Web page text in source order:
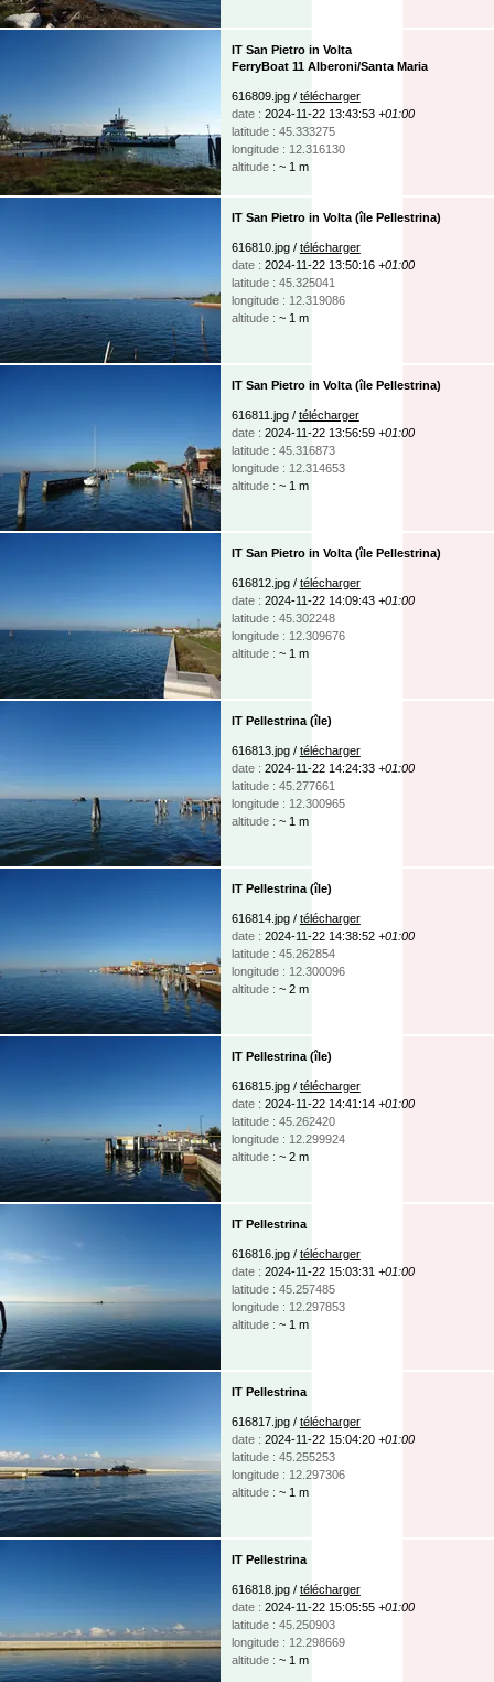
IT San Pietro in Volta
FerryBoat 11 Alberoni/Santa Maria
616809.jpg / télécharger
date : 2024-11-22 13:43:53 +01:00
latitude : 45.333275
longitude : 12.316130
altitude : ~ 1 m
IT San Pietro in Volta (île Pellestrina)
616810.jpg / télécharger
date : 2024-11-22 13:50:16 +01:00
latitude : 45.325041
longitude : 12.319086
altitude : ~ 1 m
IT San Pietro in Volta (île Pellestrina)
616811.jpg / télécharger
date : 2024-11-22 13:56:59 +01:00
latitude : 45.316873
longitude : 12.314653
altitude : ~ 1 m
IT San Pietro in Volta (île Pellestrina)
616812.jpg / télécharger
date : 2024-11-22 14:09:43 +01:00
latitude : 45.302248
longitude : 12.309676
altitude : ~ 1 m
IT Pellestrina (île)
616813.jpg / télécharger
date : 2024-11-22 14:24:33 +01:00
latitude : 45.277661
longitude : 12.300965
altitude : ~ 1 m
IT Pellestrina (île)
616814.jpg / télécharger
date : 2024-11-22 14:38:52 +01:00
latitude : 45.262854
longitude : 12.300096
altitude : ~ 2 m
IT Pellestrina (île)
616815.jpg / télécharger
date : 2024-11-22 14:41:14 +01:00
latitude : 45.262420
longitude : 12.299924
altitude : ~ 2 m
IT Pellestrina
616816.jpg / télécharger
date : 2024-11-22 15:03:31 +01:00
latitude : 45.257485
longitude : 12.297853
altitude : ~ 1 m
IT Pellestrina
616817.jpg / télécharger
date : 2024-11-22 15:04:20 +01:00
latitude : 45.255253
longitude : 12.297306
altitude : ~ 1 m
IT Pellestrina
616818.jpg / télécharger
date : 2024-11-22 15:05:55 +01:00
latitude : 45.250903
longitude : 12.298669
altitude : ~ 1 m